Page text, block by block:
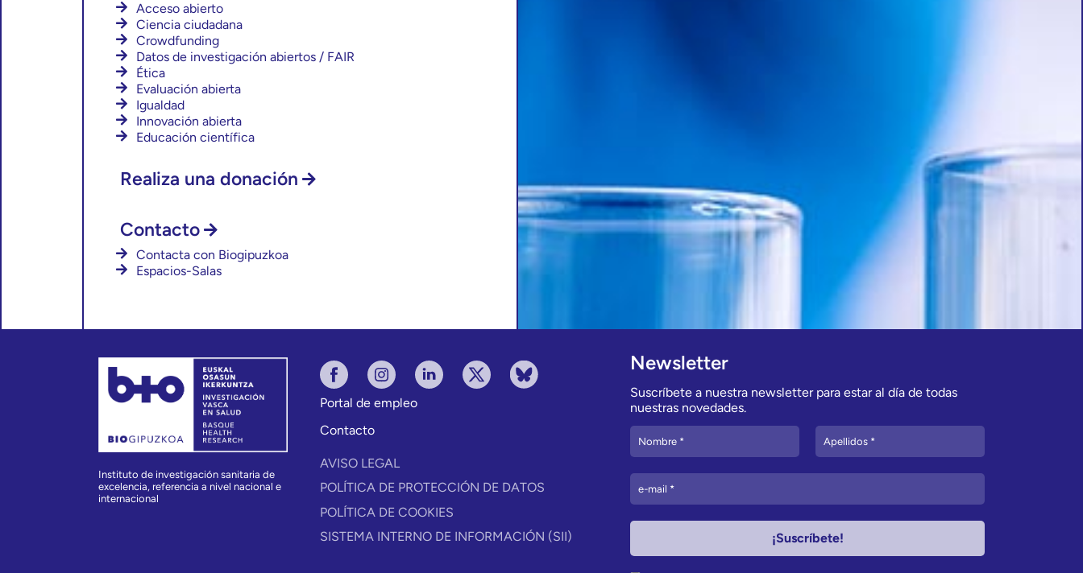
Acceso abierto
Ciencia ciudadana
Crowdfunding
Datos de investigación abiertos / FAIR
Ética
Evaluación abierta
Igualdad
Innovación abierta
Educación científica
Realiza una donación
Contacto
Contacta con Biogipuzkoa
Espacios-Salas
Instituto de investigación sanitaria de
excelencia, referencia a nivel nacional e
internacional
Portal de empleo
Contacto
AVISO LEGAL
POLÍTICA DE PROTECCIÓN DE DATOS
POLÍTICA DE COOKIES
SISTEMA INTERNO DE INFORMACIÓN (SII)
Newsletter
Suscríbete a nuestra newsletter para estar al día de todas
nuestras novedades.